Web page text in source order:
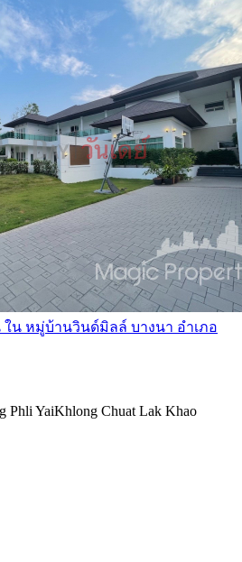
ใน หมู่บ้านวินด์มิลล์ บางนา อำเภอ
Phli YaiKhlong Chuat Lak Khao